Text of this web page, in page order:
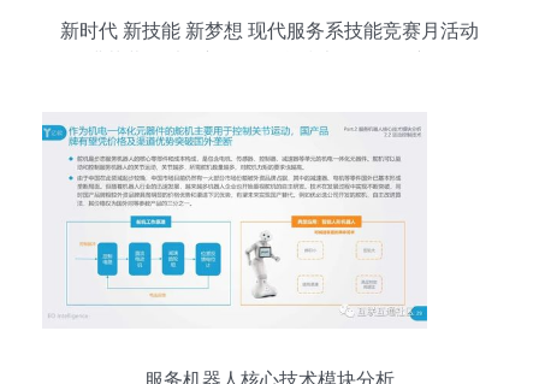
新时代 新技能 新梦想 现代服务系技能竞赛月活动
服务机器人核心技术模块分析